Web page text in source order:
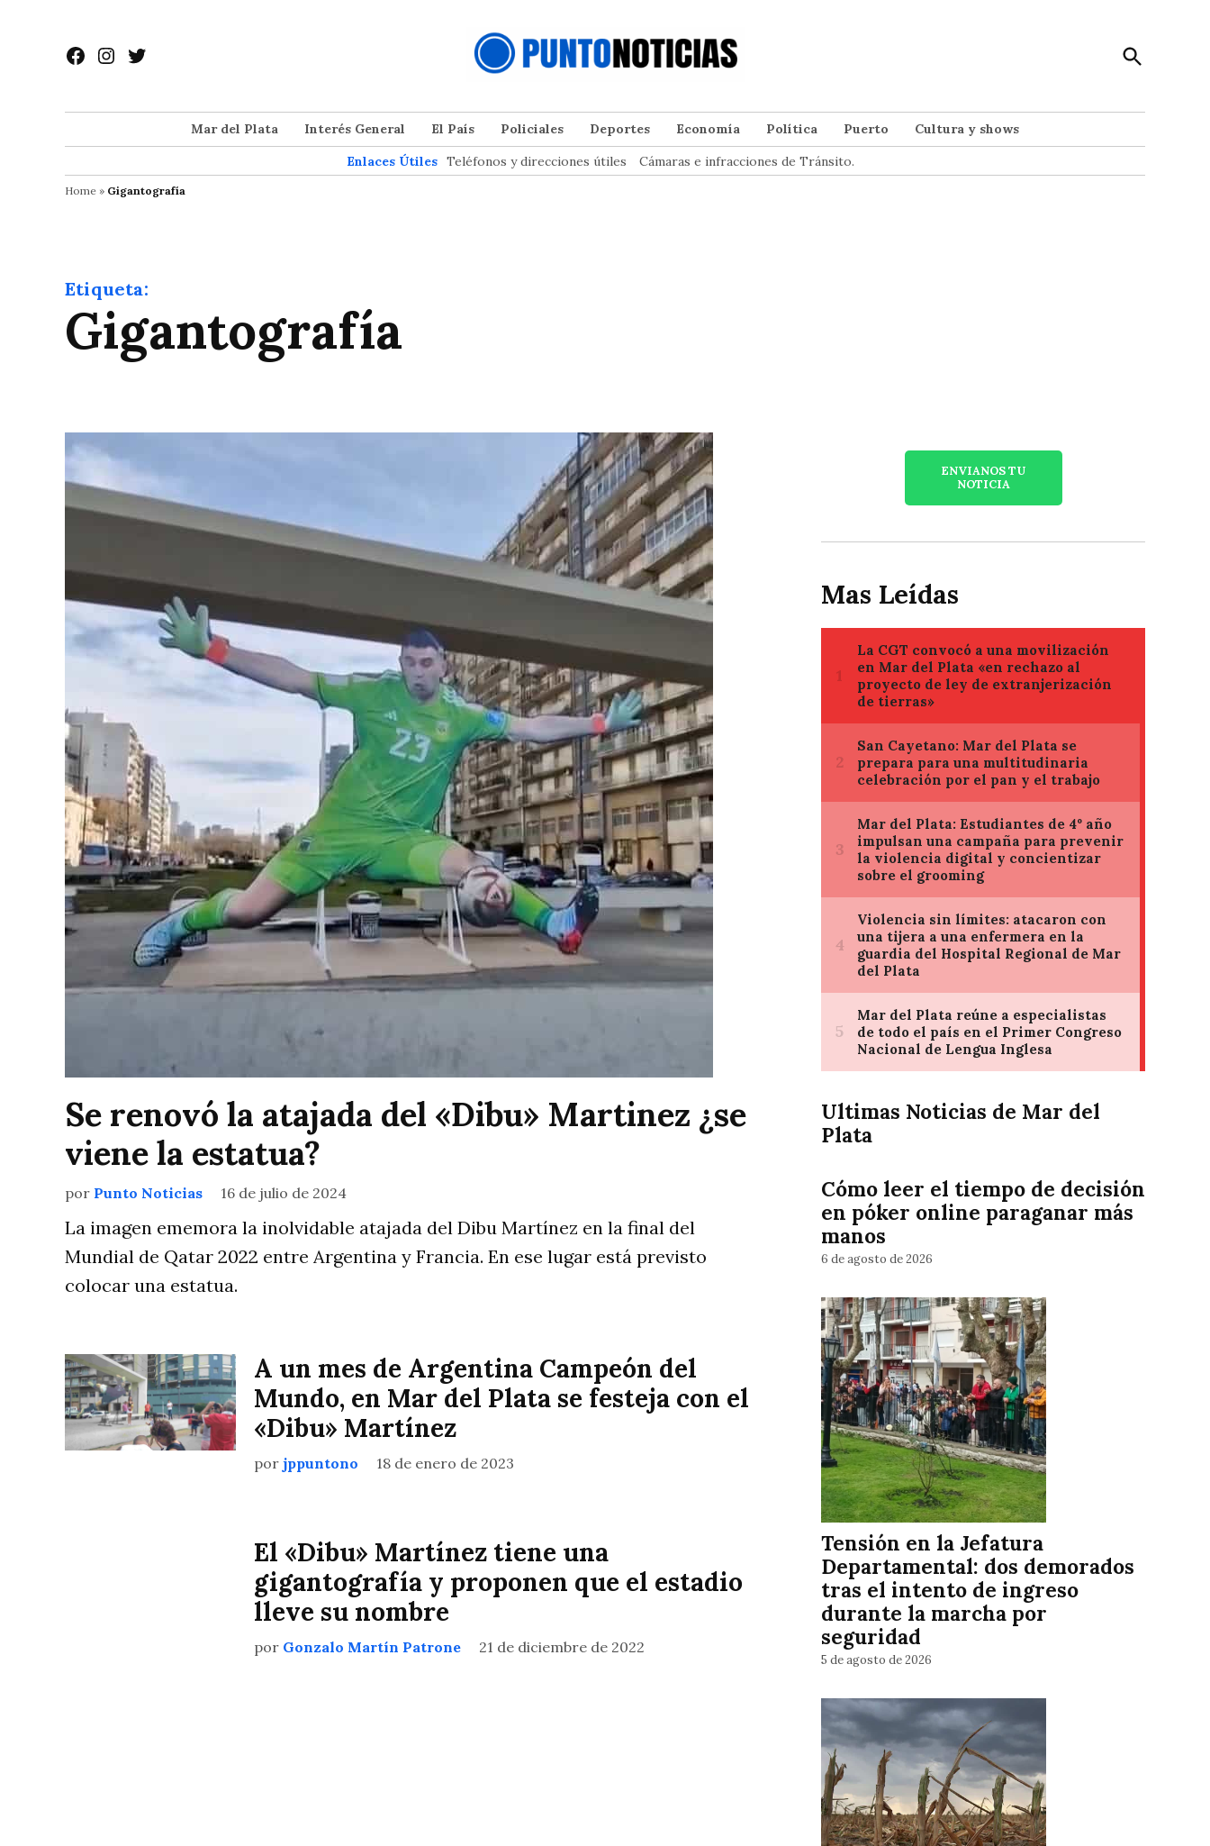
contenido
Facebook
Instagram
Twitter
Open
Search
Mar del Plata Interés General El País Policiales Deportes Economía Política Puerto
Cultura y shows
Enlaces Útiles Teléfonos y direcciones útiles Cámaras e infracciones de Tránsito.
Home » Gigantografía
Etiqueta:
Gigantografía
Se renovó la atajada del «Dibu» Martinez ¿se
viene la estatua?
por Punto Noticias 16 de julio de 2024
La imagen ememora la inolvidable atajada del Dibu Martínez en la final del
Mundial de Qatar 2022 entre Argentina y Francia. En ese lugar está previsto
colocar una estatua.
A un mes de Argentina Campeón del
Mundo, en Mar del Plata se festeja con el
«Dibu» Martínez
por jppuntono 18 de enero de 2023
El «Dibu» Martínez tiene una
gigantografía y proponen que el estadio
lleve su nombre
por Gonzalo Martín Patrone 21 de diciembre de 2022
ENVIANOS TU
NOTICIA
Mas Leídas
Ultimas Noticias de Mar del
Plata
Cómo leer el tiempo de decisión
en póker online paraganar más
manos
6 de agosto de 2026
Tensión en la Jefatura
Departamental: dos demorados
tras el intento de ingreso
durante la marcha por
seguridad
5 de agosto de 2026